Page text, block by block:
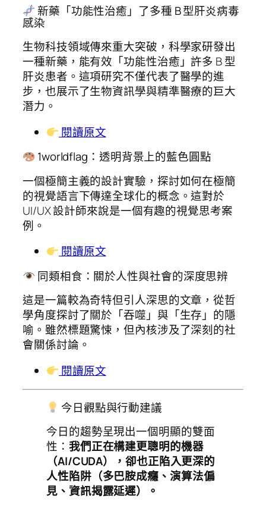
新藥「功能性治癒」了多種 B 型肝炎病毒
感染
生物科技領域傳來重大突破，科學家研發出
一種新藥，能有效「功能性治癒」許多 B 型
肝炎患者。這項研究不僅代表了醫學的進
步，也展示了生物資訊學與精準醫療的巨大
潛力。
閱讀原文
1worldflag：透明背景上的藍色圓點
一個極簡主義的設計實驗，探討如何在極簡
的視覺語言下傳達全球化的概念。這對於
UI/UX 設計師來說是一個有趣的視覺思考案
例。
閱讀原文
同類相食：關於人性與社會的深度思辨
這是一篇較為奇特但引人深思的文章，從哲
學角度探討了關於「吞噬」與「生存」的隱
喻。雖然標題驚悚，但內核涉及了深刻的社
會關係討論。
閱讀原文
今日觀點與行動建議
今日的趨勢呈現出一個明顯的雙面
性： 我們正在構建更聰明的機器
（AI/CUDA），卻也正陷入更深的
人性陷阱（多巴胺成癮、演算法偏
見、資訊揭露延遲）。